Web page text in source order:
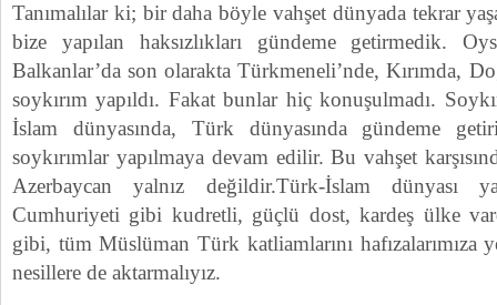
Tanımalılar ki; bir daha böyle vahşet dünyada tekrar
bize yapılan haksızlıkları gündeme getirmedik.
Balkanlar’da son olarakta Türkmeneli’nde, Kırımda,
soykırım yapıldı. Fakat bunlar hiç konuşulmadı.
İslam dünyasında, Türk dünyasında gündeme
soykırımlar yapılmaya devam edilir. Bu vahşet
Azerbaycan yalnız değildir.Türk-İslam dünyası
Cumhuriyeti gibi kudretli, güçlü dost, kardeş ülke
gibi, tüm Müslüman Türk katliamlarını hafızalarımıza
nesillere de aktarmalıyız.